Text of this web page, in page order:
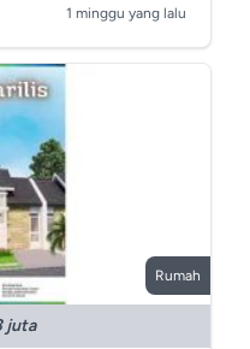
1 minggu yang lalu
Rumah
juta